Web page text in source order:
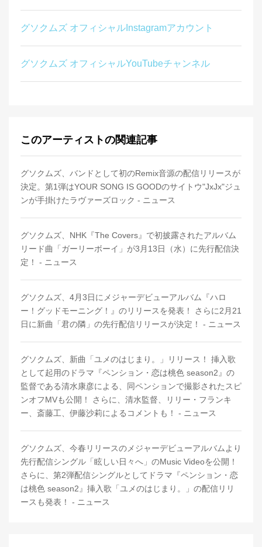
グソクムズ オフィシャルInstagramアカウント
グソクムズ オフィシャルYouTubeチャンネル
このアーティストの関連記事
グソクムズ、バンドとして初のRemix音源の配信リリースが
決定。第1弾はYOUR SONG IS GOODのサイトウ"JxJx"ジュ
ンが手掛けたラヴァーズロック - ニュース
グソクムズ、NHK『The Covers』で初披露されたアルバム
リード曲「ガーリーボーイ」が3月13日（水）に先行配信決
定！ - ニュース
グソクムズ、4月3日にメジャーデビューアルバム『ハロ
ー！グッドモーニング！』のリリースを発表！ さらに2月21
日に新曲「君の隣」の先行配信リリースが決定！ - ニュース
グソクムズ、新曲「ユメのはじまり。」リリース！ 挿入歌
として起用のドラマ『ペンション・恋は桃色 season2』の
監督である清水康彦による、同ペンションで撮影されたスピ
ンオフMVも公開！ さらに、清水監督、リリー・フランキ
ー、斎藤工、伊藤沙莉によるコメントも！ - ニュース
グソクムズ、今春リリースのメジャーデビューアルバムより
先行配信シングル「眩しい日々へ」のMusic Videoを公開！
さらに、第2弾配信シングルとしてドラマ『ペンション・恋
は桃色 season2』挿入歌「ユメのはじまり。」の配信リリ
ースも発表！ - ニュース